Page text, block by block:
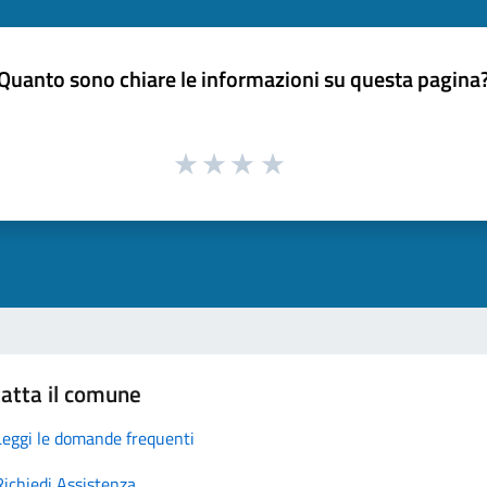
sono chiare le informazioni su questa
il comune
le domande frequenti